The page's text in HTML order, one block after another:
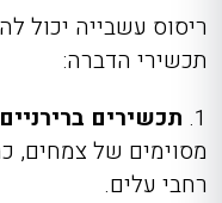
ריסוס עשבייה
תכשירי הדברה:
1. תכשירים ברירניים
מסוימים של צמחים,
רחבי עלים.